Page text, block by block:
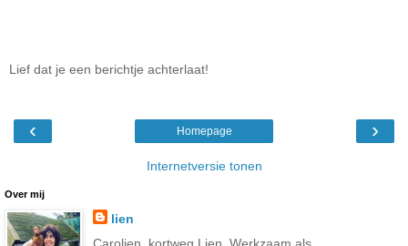
Lief dat je een berichtje achterlaat!
‹ ›
Homepage
Internetversie tonen
Over mij
lien